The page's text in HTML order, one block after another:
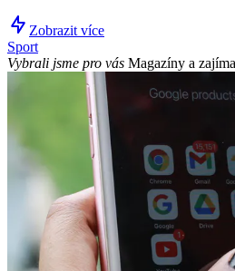
Zobrazit více
Sport
Vybrali jsme pro vás Magazíny a